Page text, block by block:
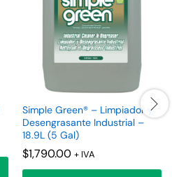
Simple Green® – Limpiador y
Desengrasante Industrial –
18.9L (5 Gal)
$1,790.00 + IVA